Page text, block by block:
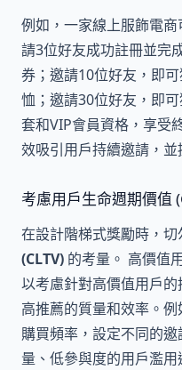
例如，一家線上服飾電
請3位好友成功註冊並完
券；邀請10位好友，即
恤；邀請30位好友，即
套和VIP會員資格，享受
效吸引用戶持續邀請，並
考慮用戶生命週期價值
在設計階梯式獎勵時，切
(CLTV) 的考量。 高價值
以考慮針對高價值用戶
高推薦的質量和效率。
購買頻率，設定不同的
量、低參與度的用戶濫